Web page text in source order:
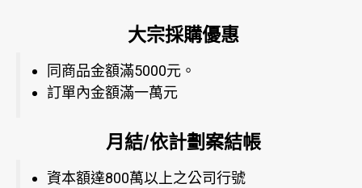
大宗採購優惠
同商品金額滿5000元。
訂單內金額滿一萬元
月結/依計劃案結帳
資本額達800萬以上之公司行號